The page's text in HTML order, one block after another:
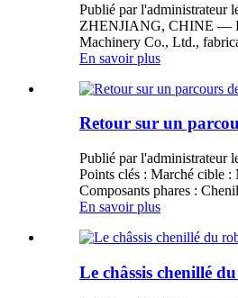
Publié par l'administrateur
ZHENJIANG, CHINE —
Machinery Co., Ltd.,
En savoir plus
Retour sur un
Publié par l'administrateur
Points clés : Marché cible :
Composants phares :
En savoir plus
Le châssis chenillé